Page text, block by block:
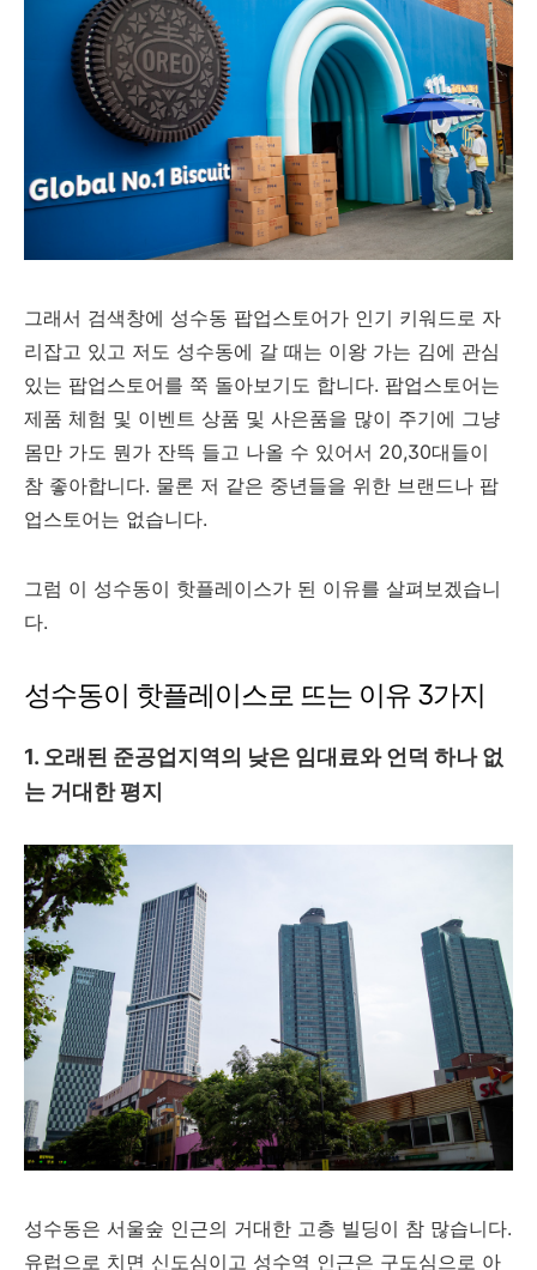
그래서 검색창에 성수동 팝업스토어가 인기 키워드로 자
리잡고 있고 저도 성수동에 갈 때는 이왕 가는 김에 관심
있는 팝업스토어를 쭉 돌아보기도 합니다. 팝업스토어는
제품 체험 및 이벤트 상품 및 사은품을 많이 주기에 그냥
몸만 가도 뭔가 잔뜩 들고 나올 수 있어서 20,30대들이
참 좋아합니다. 물론 저 같은 중년들을 위한 브랜드나 팝
업스토어는 없습니다.
그럼 이 성수동이 핫플레이스가 된 이유를 살펴보겠습니
다.
성수동이 핫플레이스로 뜨는 이유 3가지
1. 오래된 준공업지역의 낮은 임대료와 언덕 하나 없
는 거대한 평지
성수동은 서울숲 인근의 거대한 고층 빌딩이 참 많습니다.
유럽으로 치면 신도심이고 성수역 인근은 구도심으로 아